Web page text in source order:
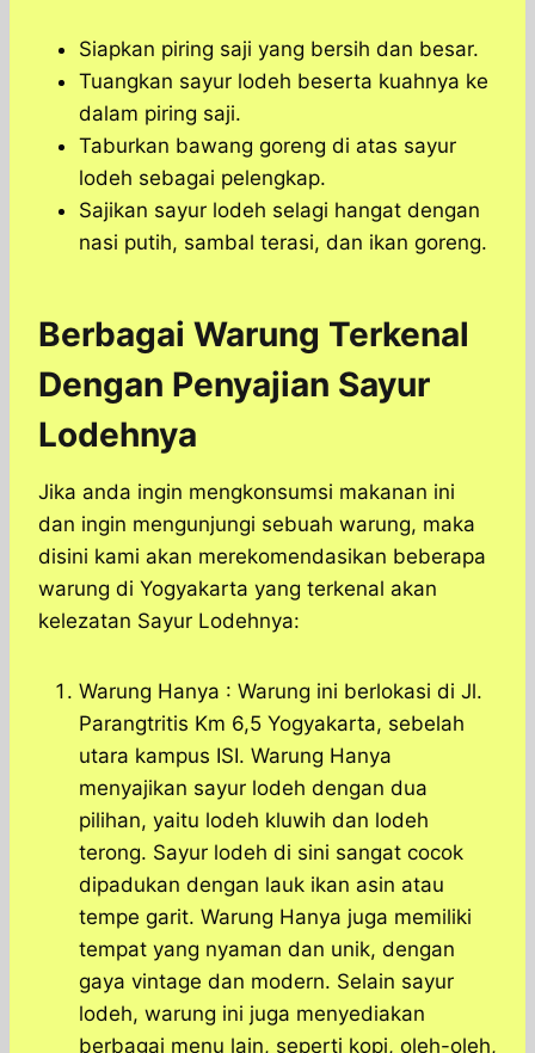
Siapkan piring saji yang bersih dan besar.
Tuangkan sayur lodeh beserta kuahnya ke
dalam piring saji.
Taburkan bawang goreng di atas sayur
lodeh sebagai pelengkap.
Sajikan sayur lodeh selagi hangat dengan
nasi putih, sambal terasi, dan ikan goreng.
Berbagai Warung Terkenal
Dengan Penyajian Sayur
Lodehnya
Jika anda ingin mengkonsumsi makanan ini
dan ingin mengunjungi sebuah warung, maka
disini kami akan merekomendasikan beberapa
warung di Yogyakarta yang terkenal akan
kelezatan Sayur Lodehnya:
Warung Hanya : Warung ini berlokasi di Jl.
Parangtritis Km 6,5 Yogyakarta, sebelah
utara kampus ISI. Warung Hanya
menyajikan sayur lodeh dengan dua
pilihan, yaitu lodeh kluwih dan lodeh
terong. Sayur lodeh di sini sangat cocok
dipadukan dengan lauk ikan asin atau
tempe garit. Warung Hanya juga memiliki
tempat yang nyaman dan unik, dengan
gaya vintage dan modern. Selain sayur
lodeh, warung ini juga menyediakan
berbagai menu lain, seperti kopi, oleh-oleh,